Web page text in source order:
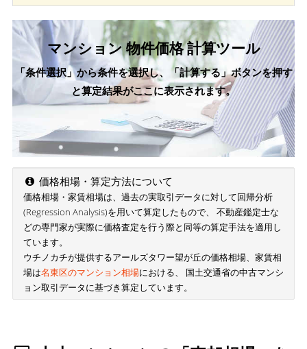
マンション 物件価格 計算ツール
「条件選択」から条件を選択し、「計算する」ボタンを押す
と算定結果がここに表示されます。
価格相場・算定方法について
価格相場・家賃相場は、過去の実取引データに対して回帰分析
(Regression Analysis)を用いて算定したもので、 不動産鑑定士な
どの専門家が実際に価格査定を行う際と同等の算定手法を適用し
ています。
ウチノカチが提供するアールズタワー望が丘の価格相場、家賃相
場は名東区のマンション相場における、 国土交通省の中古マンシ
ョン取引データに基づき算定しています。